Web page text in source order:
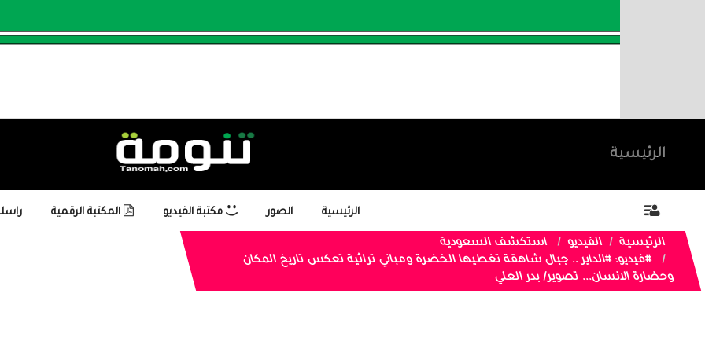
الرئيسية
الرئيسية الصور مكتبة الفيديو المكتبة الرقمية
الرئيسية الفيديو
استكشف السعودية
#فيديو: #الداير .. جبال شاهقة تغطيها الخضرة ومباني تراثية تعكس تاريخ المكان
وحضارة الانسان... تصوير/ بدر العلي